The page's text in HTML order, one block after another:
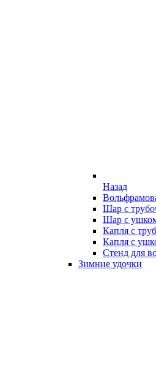
Назад
Шар с
Шар с
Капля с
Капля с
Стенд для
Зимние удочки